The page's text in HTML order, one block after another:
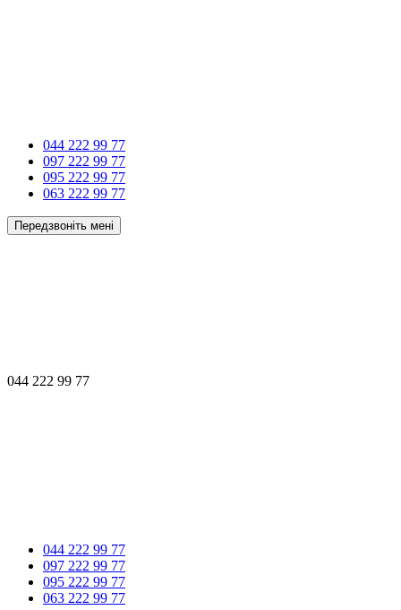
044 222 99 77
097 222 99 77
095 222 99 77
063 222 99 77
Передзвоніть мені
044 222 99 77
044 222 99 77
097 222 99 77
095 222 99 77
063 222 99 77